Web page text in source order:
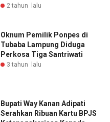
2 tahun lalu
Oknum Pemilik Ponpes di
Tubaba Lampung Diduga
Perkosa Tiga Santriwati
3 tahun lalu
Bupati Way Kanan Adipati
Serahkan Ribuan Kartu BPJS